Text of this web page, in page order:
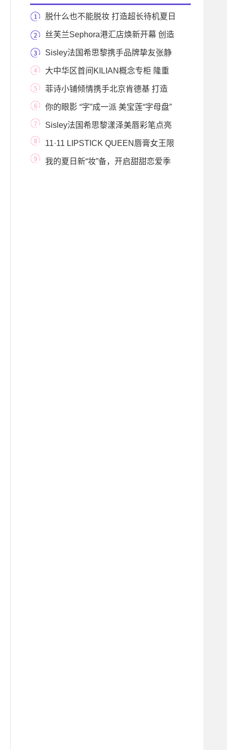
脱什么也不能脱妆 打造超长待机夏日
底妆！丝芙兰Sephora港汇店焕新开幕 创造
美力“无限”新
Sisley法国希思黎携手品牌挚友张静
初 惊艳亮相天
大中华区首间KILIAN概念专柜 隆重
登陆澳门新八佰
菲诗小铺倾情携手北京肯德基 打造
“甜出彩”情
你的眼影 “字”成一派 美宝莲“字母盘”
眼影Sisley法国希思黎漾泽美唇彩笔点亮
精致妆容 姚晨
11·11 LIPSTICK QUEEN唇膏女王限
量套装全新上线
我的夏日新“妆”备，开启甜甜恋爱季